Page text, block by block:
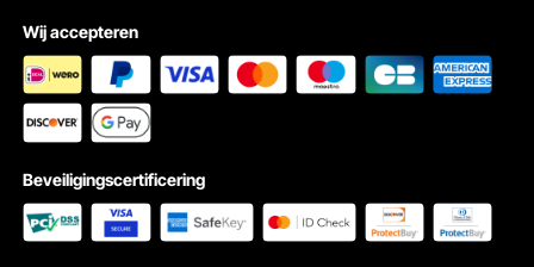
Wij accepteren
Beveiligingscertificering